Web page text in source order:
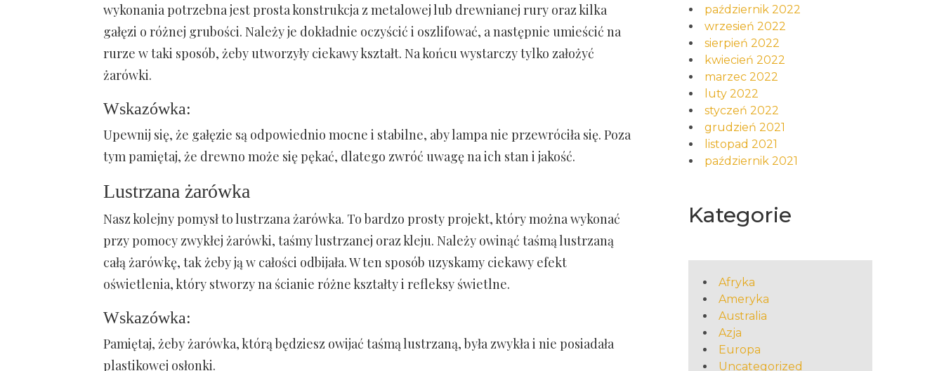
wykonania potrzebna jest prosta konstrukcja z metalowej lub drewnianej rury oraz kilka
gałęzi o różnej grubości. Należy je dokładnie oczyścić i oszlifować, a następnie umieścić na
rurze w taki sposób, żeby utworzyły ciekawy kształt. Na końcu wystarczy tylko założyć
żarówki.
Wskazówka:
Upewnij się, że gałęzie są odpowiednio mocne i stabilne, aby lampa nie przewróciła się. Poza
tym pamiętaj, że drewno może się pękać, dlatego zwróć uwagę na ich stan i jakość.
Lustrzana żarówka
Nasz kolejny pomysł to lustrzana żarówka. To bardzo prosty projekt, który można wykonać
przy pomocy zwykłej żarówki, taśmy lustrzanej oraz kleju. Należy owinąć taśmą lustrzaną
całą żarówkę, tak żeby ją w całości odbijała. W ten sposób uzyskamy ciekawy efekt
oświetlenia, który stworzy na ścianie różne kształty i refleksy świetlne.
Wskazówka:
Pamiętaj, żeby żarówka, którą będziesz owijać taśmą lustrzaną, była zwykła i nie posiadała
plastikowej osłonki.
październik 2022
wrzesień 2022
sierpień 2022
kwiecień 2022
marzec 2022
luty 2022
styczeń 2022
grudzień 2021
listopad 2021
październik 2021
Kategorie
Afryka
Ameryka
Australia
Azja
Europa
Uncategorized